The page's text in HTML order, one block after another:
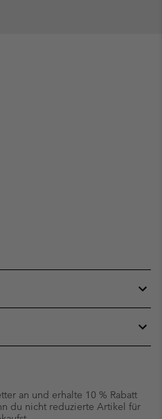
an und erhalte 10 % Rabatt
du nicht reduzierte Artikel für